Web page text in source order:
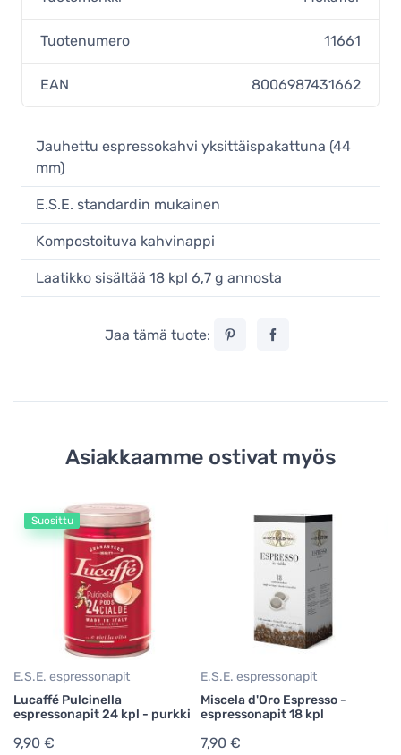
Tuotenumero 11661
EAN 8006987431662
Jauhettu espressokahvi yksittäispakattuna (44
mm)
E.S.E. standardin mukainen
Kompostoituva kahvinappi
Laatikko sisältää 18 kpl 6,7 g annosta
Jaa tämä tuote:
Asiakkaamme ostivat myös
Suosittu
E.S.E. espressonapit
Lucaffé Pulcinella
espressonapit 24 kpl - purkki
9,90 €
E.S.E. espressonapit
Miscela d'Oro Espresso -
espressonapit 18 kpl
7,90 €